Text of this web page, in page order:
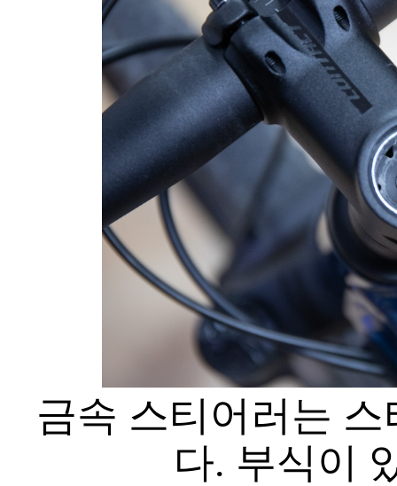
금속 스티어러는
다. 부식이